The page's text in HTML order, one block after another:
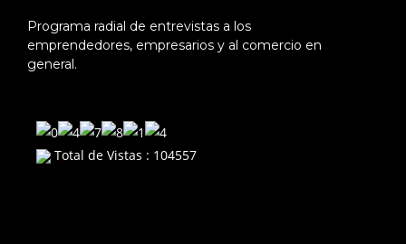
Programa radial de entrevistas a los
emprendedores, empresarios y al comercio en
general.
Total de Vistas : 104557